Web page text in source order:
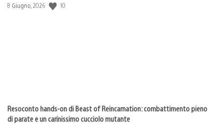
Data
8 Giugno, 2026 10
Resoconto hands-on di Beast of Reincarnation: combattimento pieno
di parate e un carinissimo cucciolo mutante